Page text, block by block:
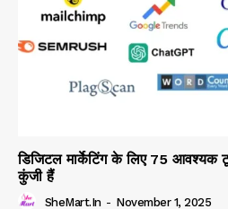
डिजिटल मार्केटिंग के लिए 75
कुंजी हैं
SheMart.in - November 1, 2025